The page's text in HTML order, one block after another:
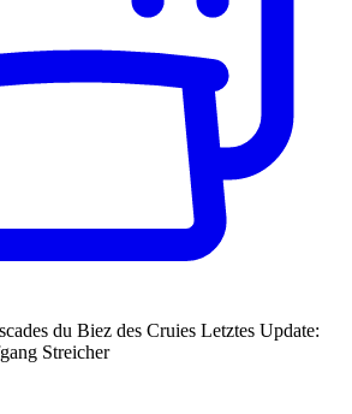
du Biez des Cruies Letztes Update:
Streicher